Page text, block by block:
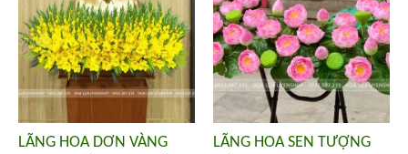
LÃNG HOA DƠN VÀNG
LÃNG HOA SEN TƯỢNG